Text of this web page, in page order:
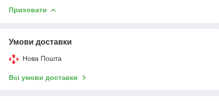
Приховати
Умови доставки
Нова Пошта
Всі умови доставки